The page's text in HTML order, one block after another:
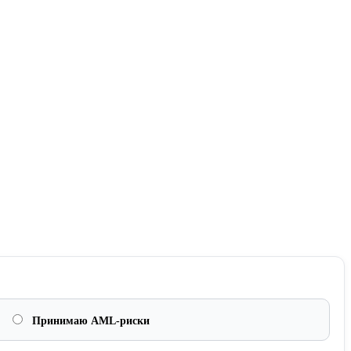
Принимаю AML-риски